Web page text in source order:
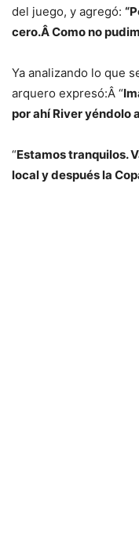
del juego, y agregó:
cero.ÂComo no
Ya analizando lo que
arquero expresó:Â “
por ahí River yéndolo
“Estamos tranquilos.
local y después la